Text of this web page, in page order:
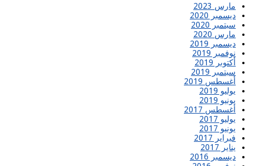
مارس 2023
ديسمبر 2020
سبتمبر 2020
مارس 2020
ديسمبر 2019
نوفمبر 2019
أكتوبر 2019
سبتمبر 2019
أغسطس 2019
يوليو 2019
يونيو 2019
أغسطس 2017
يوليو 2017
يونيو 2017
فبراير 2017
يناير 2017
ديسمبر 2016